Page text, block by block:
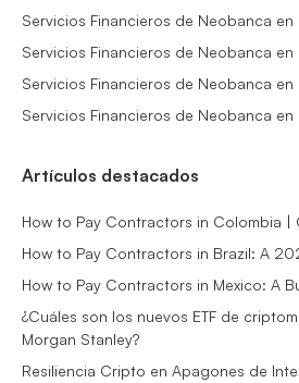
Servicios Financieros de Neobanca en
Servicios Financieros de Neobanca en
Servicios Financieros de Neobanca en
Servicios Financieros de Neobanca en
Artículos destacados
How to Pay Contractors in Colombia |
How to Pay Contractors in Brazil: A
How to Pay Contractors in Mexico: A
¿Cuáles son los nuevos ETF de
Morgan Stanley?
Resiliencia Cripto en Apagones de